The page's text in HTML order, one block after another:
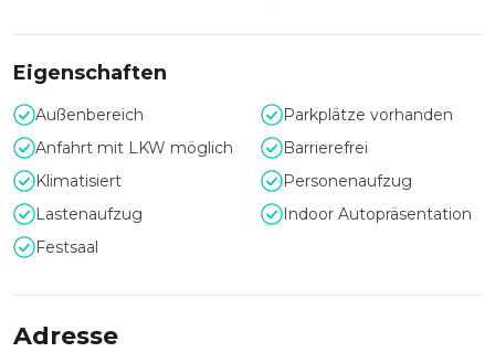
sich Menschen wohlfühlen, wo Menschen begeistert
werden und wo sie Unvergessliches erleben, da werden
Ziele erreicht und Erfolge gefeiert.
Selbstverständlich bietet der Red Bull Ring auch für private
Anlässe den idealen Rahmen, der keine Wünsche offen
lässt.
Eigenschaften
Außenbereich
Parkplätze vorhanden
Anfahrt mit LKW möglich
Barrierefrei
Klimatisiert
Personenaufzug
Lastenaufzug
Indoor Autopräsentation
Festsaal
Adresse